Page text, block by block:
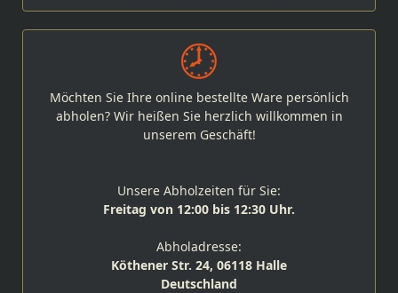
Möchten Sie Ihre online bestellte Ware persönlich
abholen? Wir heißen Sie herzlich willkommen in
unserem Geschäft!
Unsere Abholzeiten für Sie:
Freitag von 12:00 bis 12:30 Uhr.
Abholadresse:
Köthener Str. 24, 06118 Halle
Deutschland